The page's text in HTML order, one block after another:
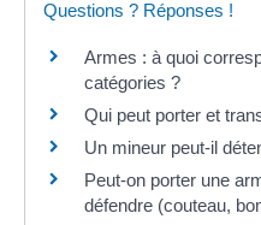
Questions ? Réponses !
Armes : à quoi
catégories ?
Qui peut porter et
Un mineur peut-il
Peut-on porter une
défendre (couteau,